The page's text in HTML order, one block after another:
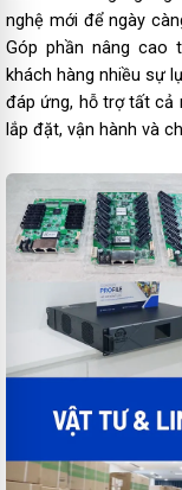
nghệ mới để ngày
Góp phần nâng cao
khách hàng nhiều sự
đáp ứng, hỗ trợ tất cả
lắp đặt, vận hành và